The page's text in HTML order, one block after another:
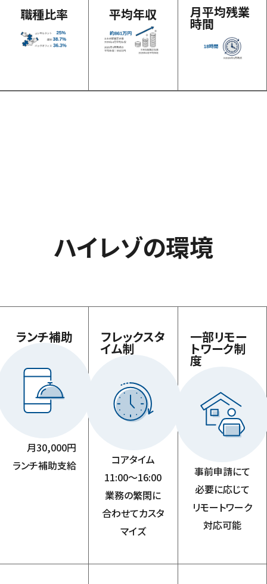
職種比率 平均年収 月平均残業
時間
ハイレゾの環境
ランチ補助
月30,000円
ランチ補助支給
フレックスタ
イム制
コアタイム
11:00～16:00
業務の繁閑に
合わせてカスタ
マイズ
一部リモー
トワーク制
度
事前申請にて
必要に応じて
リモートワーク
対応可能